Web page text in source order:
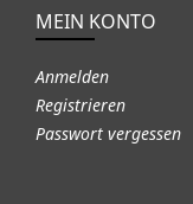
MEIN KONTO
Anmelden
Registrieren
Passwort vergessen